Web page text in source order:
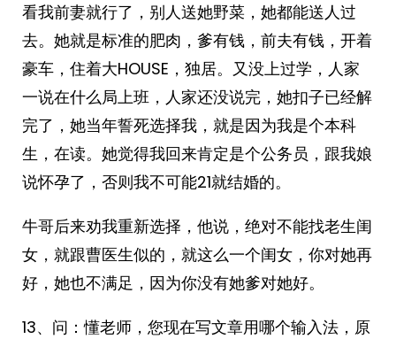
看我前妻就行了，别人送她野菜，她都能送人过
去。她就是标准的肥肉，爹有钱，前夫有钱，开着
豪车，住着大HOUSE，独居。又没上过学，人家
一说在什么局上班，人家还没说完，她扣子已经解
完了，她当年誓死选择我，就是因为我是个本科
生，在读。她觉得我回来肯定是个公务员，跟我娘
说怀孕了，否则我不可能21就结婚的。
牛哥后来劝我重新选择，他说，绝对不能找老生闺
女，就跟曹医生似的，就这么一个闺女，你对她再
好，她也不满足，因为你没有她爹对她好。
13、问：懂老师，您现在写文章用哪个输入法，原